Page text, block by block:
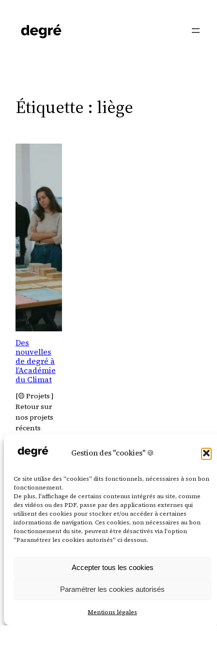
Gestion des "cookies" 🍪
Ce site utilise des "cookies" dits fonctionnels, nécessaires à son bon
fonctionnement.
De plus, l'affichage de certains contenus intégrés au site, comme
des vidéos ou des PDF, passe par des applications externes qui
utilisent des cookies pour stocker et/ou accéder à certaines
informations de navigation. Ces cookies, non nécessaires au bon
fonctionnement du site, peuvent être désactivés via l'option
"Paramétrer les cookies autorisés" ci-dessous.
Accepter tous les cookies
Paramétrer les cookies autorisés
Mentions légales
contenu
Étiquette : liège
Des
nouvelles
de degré à
l’Académie
du Climat
[🟡 Projets ]
Retour sur
nos projets
récents
l’Académie
du climat :
d’exposition,
photos
d’atelier et
visite guidée !
14 février
2025